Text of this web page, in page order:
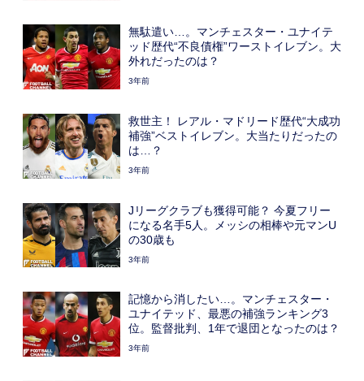
無駄遣い…。マンチェスター・ユナイテ
ッド歴代“不良債権”ワーストイレブン。大
外れだったのは？
3年前
救世主！ レアル・マドリード歴代“大成功
補強”ベストイレブン。大当たりだったの
は…？
3年前
Jリーグクラブも獲得可能？ 今夏フリー
になる名手5人。メッシの相棒や元マンU
の30歳も
3年前
記憶から消したい…。マンチェスター・
ユナイテッド、最悪の補強ランキング3
位。監督批判、1年で退団となったのは？
3年前